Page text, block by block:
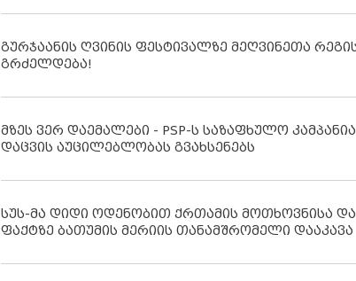
გურჯაანის ღვინის ფესტივალზე მეღვინეთა
გრძელდება!
მზეს ვერ დაემალები - PSP-ს საზაფხულო კამპანია
დაცვის აუცილებლობას გვახსენებს
სუს-მა დიდი ოდენობით ქრთამის მოთხოვნისა და
ფაქტზე ბათუმის მერიის თანამშრომელი დააკავა